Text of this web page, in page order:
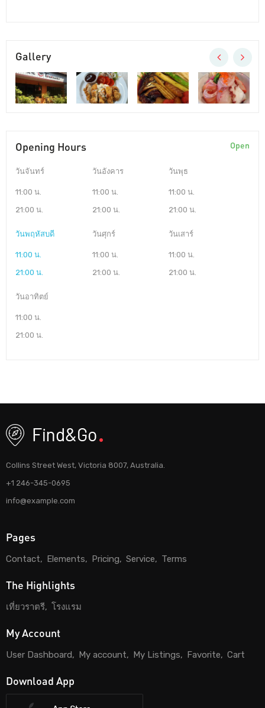
Gallery
Opening Hours Open
วันจันทร์
11:00 น.
21:00 น.
วันอังคาร
11:00 น.
21:00 น.
วันพุธ
11:00 น.
21:00 น.
วันพฤหัสบดี
11:00 น.
21:00 น.
วันศุกร์
11:00 น.
21:00 น.
วันเสาร์
11:00 น.
21:00 น.
วันอาทิตย์
11:00 น.
21:00 น.
Collins Street West, Victoria 8007, Australia.
+1 246-345-0695
info@example.com
Pages
Contact Elements Pricing Service Terms
The Highlights
เที่ยวราตรี โรงแรม
My Account
User Dashboard My account My Listings Favorite Cart
Download App